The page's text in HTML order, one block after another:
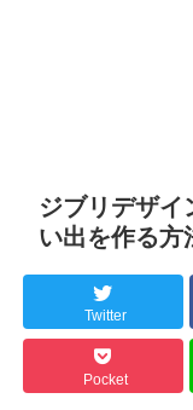
ジブリデザイ
い出を作る方
Twitter
Pocket